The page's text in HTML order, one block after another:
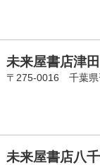
未来屋書店津
〒275-0016 千葉県
未来屋書店八